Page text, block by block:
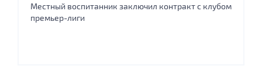
Местный воспитанник заключил контракт с клубом
премьер-лиги